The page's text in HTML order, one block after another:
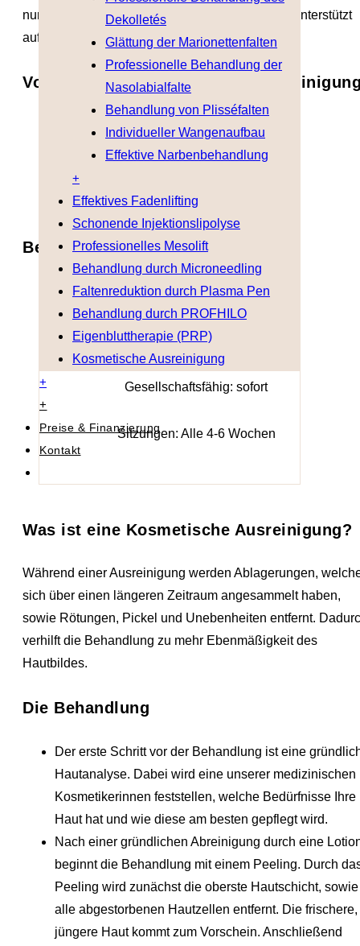
Dekolletés
Glättung der Marionettenfalten
Professionelle Behandlung der
Nasolabialfalte
Behandlung von Plisséfalten
Individueller Wangenaufbau
Effektive Narbenbehandlung
+
Effektives Fadenlifting
Schonende Injektionslipolyse
Professionelles Mesolift
Behandlung durch Microneedling
Faltenreduktion durch Plasma Pen
Behandlung durch PROFHILO
Eigenbluttherapie (PRP)
Kosmetische Ausreinigung
+
+
Preise & Finanzierung
Kontakt
nur zu einem sofortigen Frischegefühl, sondern unterstützt
auf langer Sicht auch die Hautverjüngung.
Vorteile einer Kosmetischen
Beseitigung von Unreinheiten
Vorbeugung von Akne
Behandlung auf einen Blick
Dauer: ca. 60 Minuten
Betäubung: nicht erforderlich
Gesellschaftsfähig: sofort
Sitzungen: Alle 4-6 Wochen
Was ist eine Kosmetische Ausreinigung?
Während einer Ausreinigung werden Ablagerungen,
sich über einen längeren Zeitraum angesammelt haben,
sowie Rötungen, Pickel und Unebenheiten entfernt.
verhilft die Behandlung zu mehr Ebenmäßigkeit des
Hautbildes.
Die Behandlung
Der erste Schritt vor der Behandlung ist eine
Hautanalyse. Dabei wird eine unserer medizinischen
Kosmetikerinnen feststellen, welche Bedürfnisse Ihre
Haut hat und wie diese am besten gepflegt wird.
Nach einer gründlichen Abreinigung durch eine
beginnt die Behandlung mit einem Peeling. Durch
Peeling wird zunächst die oberste Hautschicht, sowie
alle abgestorbenen Hautzellen entfernt. Die frischere,
jüngere Haut kommt zum Vorschein. Anschließend